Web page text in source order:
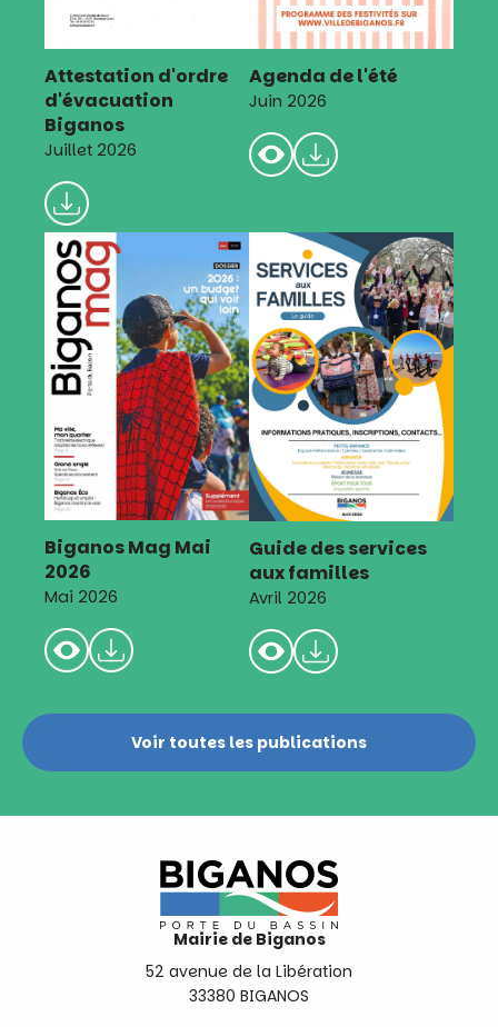
Attestation d'ordre
d'évacuation
Biganos
Juillet 2026
Agenda de l'été
Juin 2026
Biganos Mag Mai
2026
Mai 2026
Guide des services
aux familles
Avril 2026
Voir toutes les publications
Mairie de Biganos
52 avenue de la Libération
33380 BIGANOS